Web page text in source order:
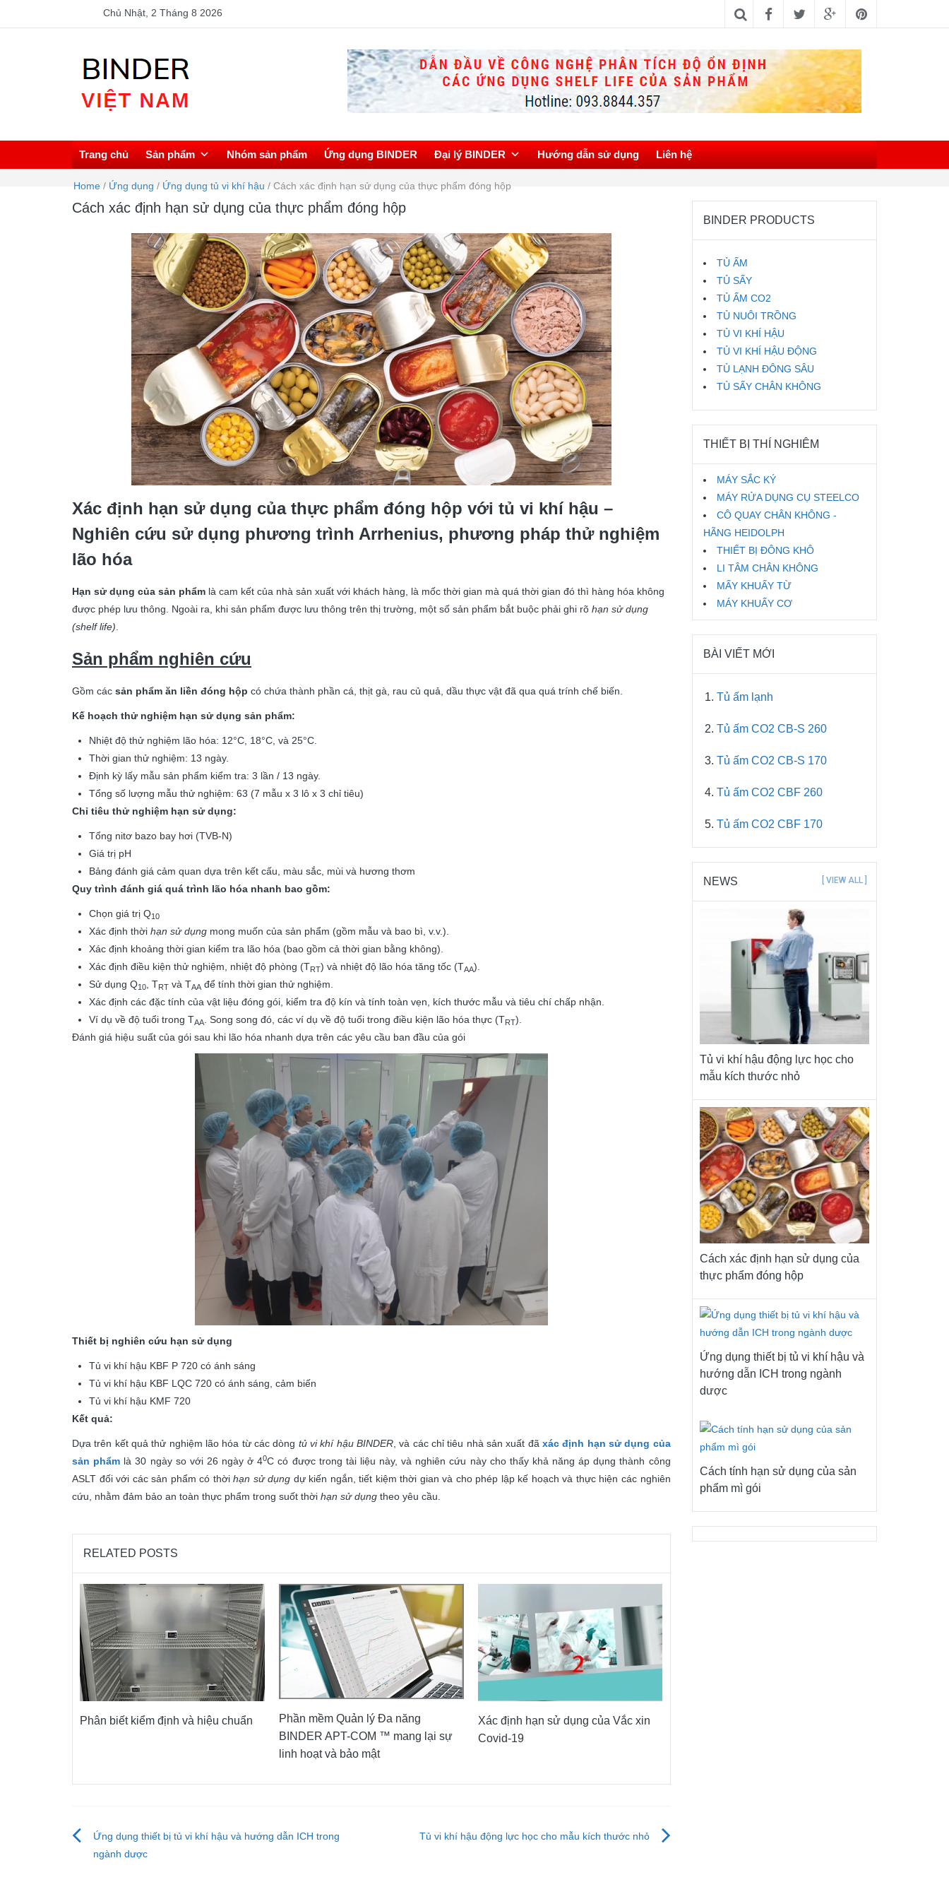
Chủ Nhật, 2 Tháng 8 2026
BINDER VIỆT NAM
Trang chủ Sản phẩm Nhóm sản phẩm Ứng dụng BINDER Đại lý BINDER Hướng dẫn sử dụng Liên hệ
Home / Ứng dụng / Ứng dụng tủ vi khí hậu / Cách xác định hạn sử dụng của thực phẩm đóng hộp
Cách xác định hạn sử dụng của thực phẩm đóng hộp
Xác định hạn sử dụng của thực phẩm đóng hộp với tủ vi khí hậu –
Nghiên cứu sử dụng phương trình Arrhenius, phương pháp thử nghiệm
lão hóa
Hạn sử dụng của sản phẩm là cam kết của nhà sản xuất với khách hàng, là mốc thời gian mà quá thời gian đó thì hàng hóa không
được phép lưu thông. Ngoài ra, khi sản phẩm được lưu thông trên thị trường, một số sản phẩm bắt buộc phải ghi rõ hạn sử dụng
(shelf life)
Sản phẩm nghiên cứu
Gồm các sản phẩm ăn liền đóng hộp có chứa thành phần cá, thịt gà, rau củ quả, dầu thực vật đã qua quá trính chế biến.
Kế hoạch thử nghiệm hạn sử dụng sản phẩm:
Nhiệt độ thử nghiệm lão hóa: 12°C, 18°C, và 25°C.
Thời gian thử nghiệm: 13 ngày.
Định kỳ lấy mẫu sản phẩm kiểm tra: 3 lần / 13 ngày.
Tổng số lượng mẫu thử nghiệm: 63 (7 mẫu x 3 lô x 3 chỉ tiêu)
Chỉ tiêu thử nghiệm hạn sử dụng:
Tổng nitơ bazo bay hơi (TVB-N)
Giá trị pH
Bảng đánh giá cảm quan dựa trên kết cấu, màu sắc, mùi và hương thơm
Quy trình đánh giá quá trình lão hóa nhanh bao gồm:
Chọn giá trị Q10
Xác định thời hạn sử dụng mong muốn của sản phẩm (gồm mẫu và bao bì, v.v.).
Xác định khoảng thời gian kiểm tra lão hóa (bao gồm cả thời gian bằng không).
Xác định điều kiện thử nghiệm, nhiệt độ phòng (TRT) và nhiệt độ lão hóa tăng tốc (TAA).
Sử dụng Q10 , TRT và TAA để tính thời gian thử nghiệm.
Xác định các đặc tính của vật liệu đóng gói, kiểm tra độ kín và tính toàn vẹn, kích thước mẫu và tiêu chí chấp nhận.
Ví dụ về độ tuổi trong TAA . Song song đó, các ví dụ về độ tuổi trong điều kiện lão hóa thực (TRT).
Đánh giá hiệu suất của gói sau khi lão hóa nhanh dựa trên các yêu cầu ban đầu của gói
Thiết bị nghiên cứu hạn sử dụng
Tủ vi khí hậu KBF P 720 có ánh sáng
Tủ vi khí hậu KBF LQC 720 có ánh sáng, cảm biến
Tủ vi khí hậu KMF 720
Kết quả:
Dựa trên kết quả thử nghiệm lão hóa từ các dòng tủ vi khí hậu BINDER, và các chỉ tiêu nhà sản xuất đã xác định hạn sử dụng của
sản phẩm là 30 ngày so với 26 ngày ở 40C có được trong tài liệu này, và nghiên cứu này cho thấy khả năng áp dụng thành công
ASLT đối với các sản phẩm có thờihạn sử dụng dự kiến ngắn, tiết kiệm thời gian và cho phép lập kế hoạch và thực hiện các nghiên
cứu, nhằm đảm bảo an toàn thực phẩm trong suốt thời hạn sử dụng theo yêu cầu.
RELATED POSTS
Phân biết kiểm định và hiệu chuẩn
Phần mềm Quản lý Đa năng
BINDER APT-COM ™ mang lại sự
linh hoạt và bảo mật
Xác định hạn sử dụng của Vắc xin
Covid-19
Điều
hướng
Ứng dụng thiết bị tủ vi khí hậu và hướng dẫn ICH trong
ngành dược
Tủ vi khí hậu động lực học cho mẫu kích thước nhỏ
BINDER PRODUCTS
TỦ ẤM
TỦ SẤY
TỦ ẤM CO2
TỦ NUÔI TRỒNG
TỦ VI KHÍ HẬU
TỦ VI KHÍ HẬU ĐỘNG
TỦ LẠNH ĐÔNG SÂU
TỦ SẤY CHÂN KHÔNG
THIẾT BỊ THÍ NGHIÊM
MÁY SẮC KÝ
MÁY RỬA DỤNG CỤ STEELCO
CÔ QUAY CHÂN KHÔNG -
HÃNG HEIDOLPH
THIẾT BỊ ĐÔNG KHÔ
LI TÂM CHÂN KHÔNG
MẤY KHUẤY TỪ
MÁY KHUẤY CƠ
BÀI VIẾT MỚI
Tủ ấm lạnh
Tủ ấm CO2 CB-S 260
Tủ ấm CO2 CB-S 170
Tủ ấm CO2 CBF 260
Tủ ấm CO2 CBF 170
NEWS [ VIEW ALL ]
Tủ vi khí hậu động lực học cho
mẫu kích thước nhỏ
Cách xác định hạn sử dụng của
thực phẩm đóng hộp
Ứng dụng thiết bị tủ vi khí hậu và
hướng dẫn ICH trong ngành
dược
Cách tính hạn sử dụng của sản
phẩm mì gói